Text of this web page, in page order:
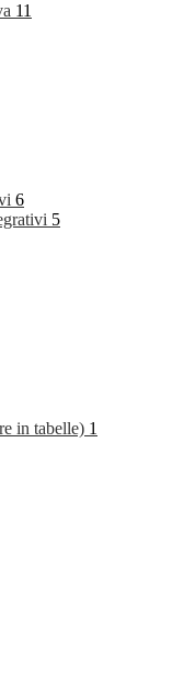
11
6
5
in tabelle) 1